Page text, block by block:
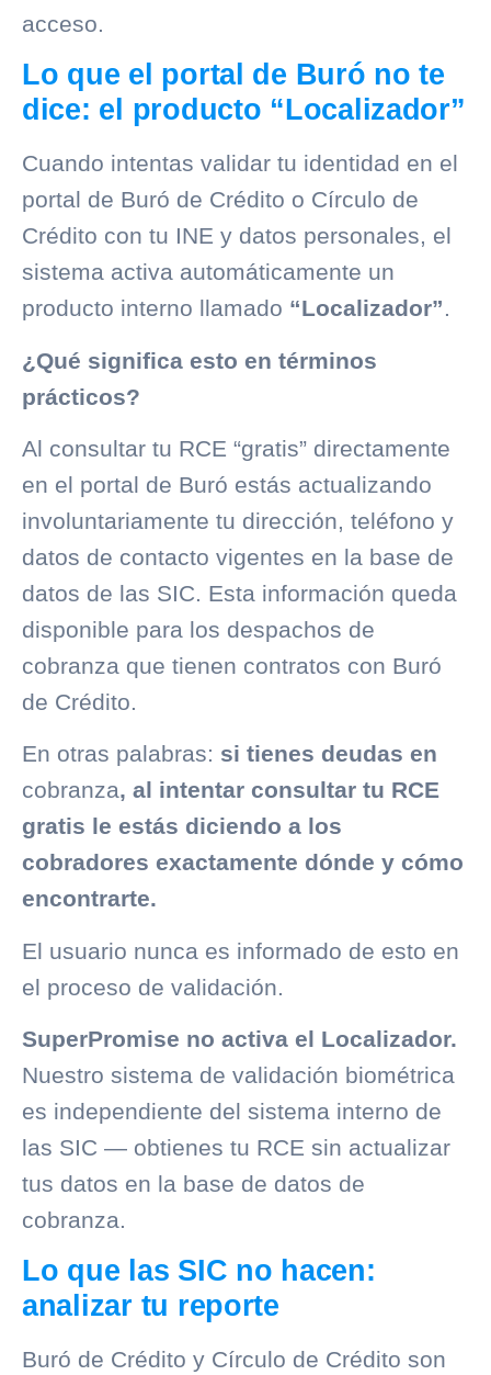
acceso.
Lo que el portal de Buró no te
dice: el producto “Localizador”
Cuando intentas validar tu identidad en el
portal de Buró de Crédito o Círculo de
Crédito con tu INE y datos personales, el
sistema activa automáticamente un
producto interno llamado “Localizador”.
¿Qué significa esto en términos
prácticos?
Al consultar tu RCE “gratis” directamente
en el portal de Buró estás actualizando
involuntariamente tu dirección, teléfono y
datos de contacto vigentes en la base de
datos de las SIC. Esta información queda
disponible para los despachos de
cobranza que tienen contratos con Buró
de Crédito.
En otras palabras: si tienes deudas en
cobranza, al intentar consultar tu RCE
gratis le estás diciendo a los
cobradores exactamente dónde y cómo
encontrarte.
El usuario nunca es informado de esto en
el proceso de validación.
SuperPromise no activa el Localizador.
Nuestro sistema de validación biométrica
es independiente del sistema interno de
las SIC — obtienes tu RCE sin actualizar
tus datos en la base de datos de
cobranza.
Lo que las SIC no hacen:
analizar tu reporte
Buró de Crédito y Círculo de Crédito son